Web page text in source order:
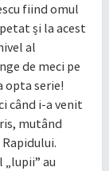
fiind omul
și la acest
al
de meci pe
opta serie!
când i-a venit
mutând
au